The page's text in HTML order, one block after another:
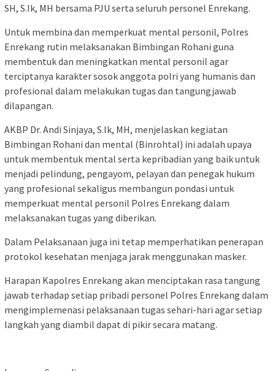
SH, S.Ik, MH bersama PJU serta seluruh personel Enrekang.
Untuk membina dan memperkuat mental personil, Polres
Enrekang rutin melaksanakan Bimbingan Rohani guna
membentuk dan meningkatkan mental personil agar
terciptanya karakter sosok anggota polri yang humanis dan
profesional dalam melakukan tugas dan tangungjawab
dilapangan.
AKBP Dr. Andi Sinjaya, S.Ik, MH, menjelaskan kegiatan
Bimbingan Rohani dan mental (Binrohtal) ini adalah upaya
untuk membentuk mental serta kepribadian yang baik untuk
menjadi pelindung, pengayom, pelayan dan penegak hukum
yang profesional sekaligus membangun pondasi untuk
memperkuat mental personil Polres Enrekang dalam
melaksanakan tugas yang diberikan.
Dalam Pelaksanaan juga ini tetap memperhatikan penerapan
protokol kesehatan menjaga jarak menggunakan masker.
Harapan Kapolres Enrekang akan menciptakan rasa tangung
jawab terhadap setiap pribadi personel Polres Enrekang dalam
mengimplemenasi pelaksanaan tugas sehari-hari agar setiap
langkah yang diambil dapat di pikir secara matang.